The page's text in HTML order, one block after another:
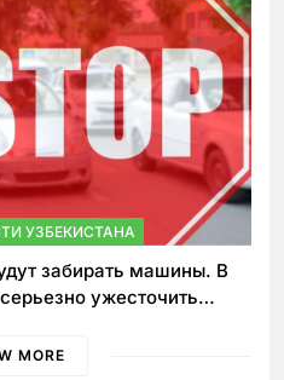
УЗБЕКИСТАНА
забирать машины. В
ужесточить
MORE